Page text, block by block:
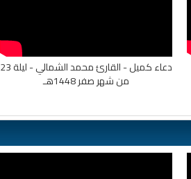
دعاء كميل - القارئ محمد الشمالي - ليلة 23
من شهر صفر 1448هـ